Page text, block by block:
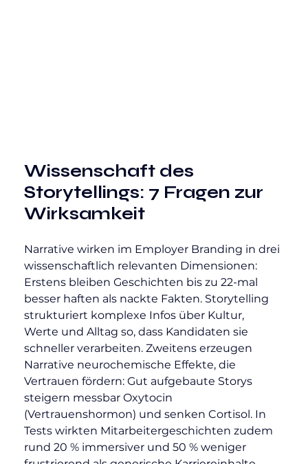
Wissenschaft des
Storytellings: 7 Fragen zur
Wirksamkeit
Narrative wirken im Employer Branding in drei
wissenschaftlich relevanten Dimensionen:
Erstens bleiben Geschichten bis zu 22-mal
besser haften als nackte Fakten. Storytelling
strukturiert komplexe Infos über Kultur,
Werte und Alltag so, dass Kandidaten sie
schneller verarbeiten. Zweitens erzeugen
Narrative neurochemische Effekte, die
Vertrauen fördern: Gut aufgebaute Storys
steigern messbar Oxytocin
(Vertrauenshormon) und senken Cortisol. In
Tests wirkten Mitarbeitergeschichten zudem
rund 20 % immersiver und 50 % weniger